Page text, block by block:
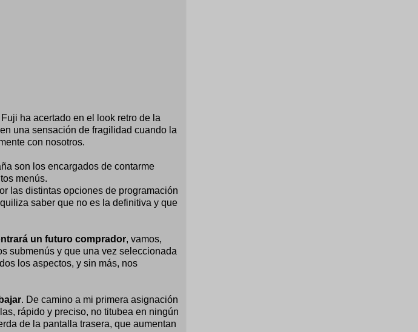
ha acertado en el look retro de la
una sensación de fragilidad cuando la
con nosotros.
son los encargados de contarme
menús.
las distintas opciones de programación
saber que no es la definitiva y que
un futuro comprador, vamos,
submenús y que una vez seleccionada
los aspectos, y sin más, nos
. De camino a mi primera asignación
rápido y preciso, no titubea en ningún
de la pantalla trasera, que aumentan